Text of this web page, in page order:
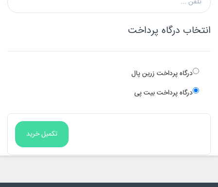
انتخاب درگاه پرداخت
درگاه پرداخت زرین پال
درگاه پرداخت بیت پی